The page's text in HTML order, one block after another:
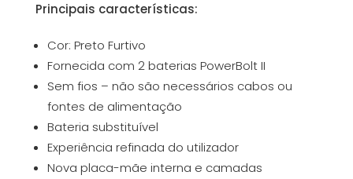
Principais características:
Cor: Preto Furtivo
Fornecida com 2 baterias PowerBolt II
Sem fios – não são necessários cabos ou
fontes de alimentação
Bateria substituível
Experiência refinada do utilizador
Nova placa-mãe interna e camadas